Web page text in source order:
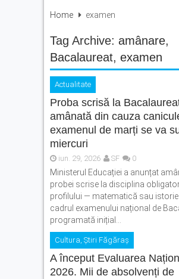
despre
Cetatea
înainte de
Ce facem în
Făgăraș?
’90 și distracție
Eveniment
vor să își
în proiecte
Legea pentru
prețurilor la
se aplică
Home examen
Tag Archive: amânare,
Bacalaureat, examen
Actualitate
Proba scrisă la
amânată din cauza
examenul de marți se va
miercuri
iun. 29, 2026 SF 0
Ministerul Educației a anunțat
probei scrise la disciplina
profilului — matematică sau
cadrul examenului național de
programată inițial...
Cultura, Știri Făgăraș
A început Evaluarea
2026. Mii de absolvenți de